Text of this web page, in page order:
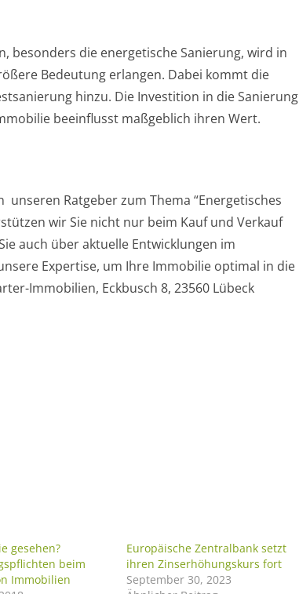
besonders die energetische Sanierung, wird in
Bedeutung erlangen. Dabei kommt die
hinzu. Die Investition in die Sanierung
beeinflusst maßgeblich ihren Wert.
Ratgeber zum Thema “Energetisches
wir Sie nicht nur beim Kauf und Verkauf
auch über aktuelle Entwicklungen im
Expertise, um Ihre Immobilie optimal in die
Immobilien, Eckbusch 8, 23560 Lübeck
gesehen?
beim
Immobilien
Europäische Zentralbank setzt
ihren Zinserhöhungskurs fort
September 30, 2023